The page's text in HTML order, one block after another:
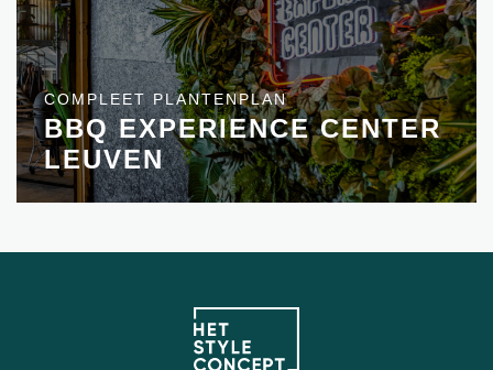
COMPLEET PLANTENPLAN
BBQ EXPERIENCE CENTER
LEUVEN